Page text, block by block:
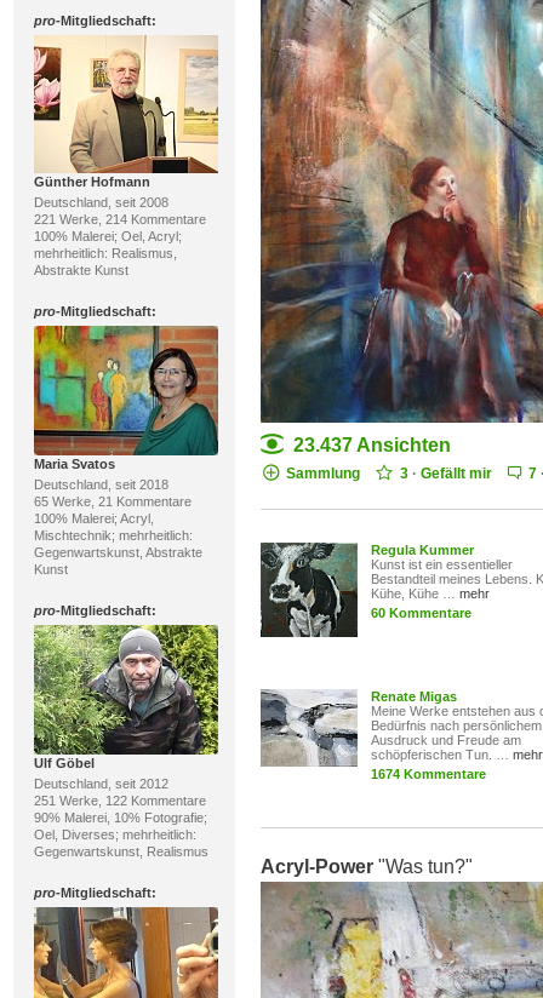
pro-Mitgliedschaft:
Günther Hofmann
Deutschland, seit 2008
221 Werke, 214 Kommentare
100% Malerei; Oel, Acryl;
mehrheitlich: Realismus,
Abstrakte Kunst
pro-Mitgliedschaft:
Maria Svatos
Deutschland, seit 2018
65 Werke, 21 Kommentare
100% Malerei; Acryl,
Mischtechnik; mehrheitlich:
Gegenwartskunst, Abstrakte
Kunst
pro-Mitgliedschaft:
Ulf Göbel
Deutschland, seit 2012
251 Werke, 122 Kommentare
90% Malerei, 10% Fotografie;
Oel, Diverses; mehrheitlich:
Gegenwartskunst, Realismus
pro-Mitgliedschaft:
23.437 Ansichten
Sammlung 3 · Gefällt mir 7
Regula Kummer
Kunst ist ein essentieller
Bestandteil meines Lebens.
Kühe, Kühe … mehr
60 Kommentare
Renate Migas
Meine Werke entstehen aus
Bedürfnis nach persönlichem
Ausdruck und Freude am
schöpferischen Tun. … mehr
1674 Kommentare
Acryl-Power "Was tun?"